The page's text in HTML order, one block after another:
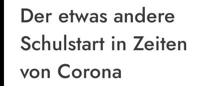
Der etwas andere
Schulstart in Zeiten
von Corona